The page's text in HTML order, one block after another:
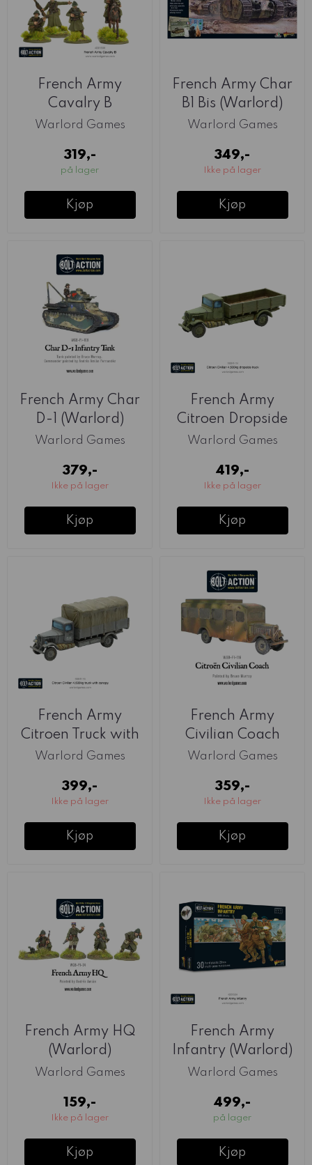
French Army
Cavalry B
(Warlord)
Warlord Games
319,-
på lager
Kjøp
French Army Char
B1 Bis (Warlord)
Warlord Games
349,-
Ikke på lager
Kjøp
French Army Char
D-1 (Warlord)
Warlord Games
379,-
Ikke på lager
Kjøp
French Army
Citroen Dropside
Truck (Warlord)
Warlord Games
419,-
Ikke på lager
Kjøp
French Army
Citroen Truck with
Canopy (Warlord)
Warlord Games
399,-
Ikke på lager
Kjøp
French Army
Civilian Coach
(Warlord)
Warlord Games
359,-
Ikke på lager
Kjøp
French Army HQ
(Warlord)
Warlord Games
159,-
Ikke på lager
Kjøp
French Army
Infantry (Warlord)
Warlord Games
499,-
på lager
Kjøp